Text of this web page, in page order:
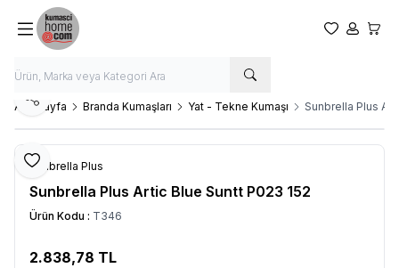
Favorilerim
Hesabım
Ana Sayfa Branda Kumaşları Yat - Tekne Kumaşı Sunbrella Plus
Favoriye Ekle
Paylaş
Sunbrella Plus
Sunbrella Plus Artic Blue Suntt P023 152
Ürün Kodu : T346
2.838,78 TL